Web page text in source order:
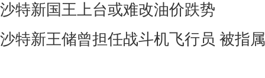
沙特新国王上台或难改油价跌势
沙特新王储曾担任战斗机飞行员 被指